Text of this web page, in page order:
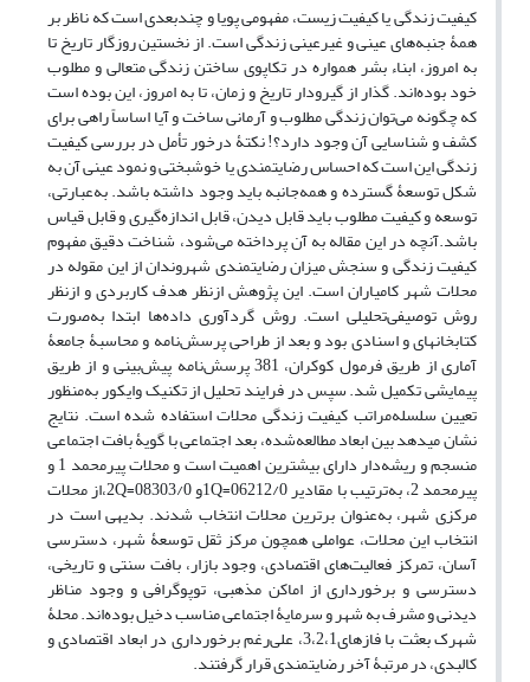
کیفیت زندگی یا کیفیت زیست، مفهومی پویا و چندبعدی است که ناظر بر
همۀ جنبه‌های عینی و غیرعینی زندگی است. از نخستین روزگار تاریخ تا
به امروز، ابناء بشر همواره در تکاپوی ساختن زندگی متعالی و مطلوب
خود بوده‌اند. گذار از گیرودار تاریخ و زمان، تا به امروز، این بوده است
که چگونه می‌توان زندگی مطلوب و آرمانی ساخت و آیا اساساً راهی برای
کشف و شناسایی آن وجود دارد؟! نکتۀ درخور ‌تأمل در بررسی کیفیت
زندگی این است که احساس رضایتمندی یا خوشبختی و نمود عینی آن به
شکل توسعۀ گسترده و همه‌جانبه باید وجود داشته باشد. به‌عبارتی،
توسعه و کیفیت مطلوب باید قابل دیدن، قابل ‌اندازه‌گیری و قابل قیاس
باشد.آنچه در این مقاله به آن پرداخته می‌شود، شناخت دقیق مفهوم
کیفیت زندگی و سنجش میزان رضایتمندی شهروندان از این مقوله در
محلات شهر کامیاران است. این پژوهش ازنظر هدف کاربردی و ازنظر
روش توصیفی‌تحلیلی است. روش گردآوری داده‌ها ابتدا به‌صورت
کتابخانه­ای و اسنادی بود و بعد از طراحی پرسش‌نامه و محاسبۀ جامعۀ
آماری از طریق فرمول کوکران، 381 پرسش‌نامه پیش‌بینی و از طریق
پیمایشی تکمیل شد. سپس در فرایند تحلیل از تکنیک وایکور به‌منظور
تعیین سلسله‌مراتب کیفیت زندگی محلات استفاده ‌شده است. نتایج
نشان می­دهد بین ابعاد مطالعه‌شده، بعد اجتماعی با گویۀ بافت اجتماعی
منسجم و ریشه‌دار دارای بیشترین اهمیت است و محلات پیرمحمد 1 و
پیرمحمد 2، به‌ترتیب با مقادیر 06212/0=1Qو 08303/0=2Q،از محلات
مرکزی شهر، به‌عنوان برترین محلات انتخاب شدند. بدیهی است در
انتخاب این محلات، عواملی همچون مرکز ثقل توسعۀ شهر، دسترسی
آسان، تمرکز فعالیت‌های اقتصادی، وجود بازار، بافت سنتی و تاریخی،
دسترسی و برخورداری از اماکن مذهبی، توپوگرافی و وجود مناظر
دیدنی و مشرف ‌به شهر و سرمایۀ اجتماعی مناسب دخیل بوده‌اند. محلۀ
شهرک بعثت با فازهای3،2،1، علی‌رغم برخورداری در ابعاد اقتصادی و
کالبدی، در مرتبۀ آخر رضایتمندی قرار گرفتند.